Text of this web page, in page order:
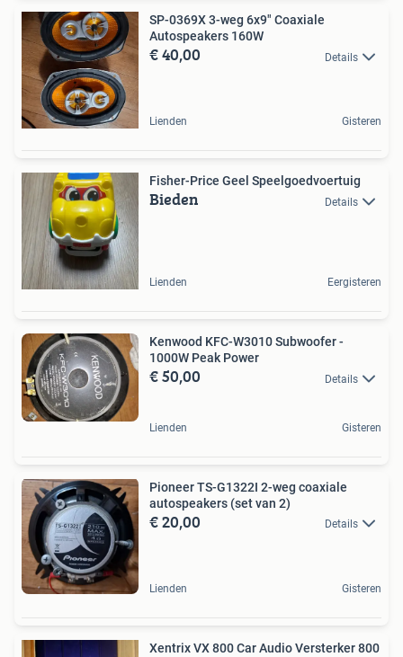
SP-0369X 3-weg 6x9" Coaxiale
Autospeakers 160W
€ 40,00 Details
Lienden Gisteren
Fisher-Price Geel Speelgoedvoertuig
Bieden Details
Lienden Eergisteren
Kenwood KFC-W3010 Subwoofer -
1000W Peak Power
€ 50,00 Details
Lienden Gisteren
Pioneer TS-G1322I 2-weg coaxiale
autospeakers (set van 2)
€ 20,00 Details
Lienden Gisteren
Xentrix VX 800 Car Audio Versterker 800